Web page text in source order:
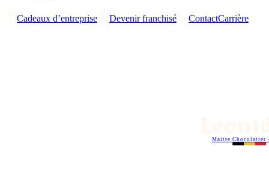
Cadeaux d’entreprise Devenir franchisé ContactCarrière
Maitre Chocolatier